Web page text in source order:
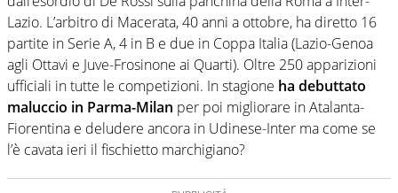
Lazio. L’arbitro di Macerata, 40 anni a ottobre, ha diretto 16
partite in Serie A, 4 in B e due in Coppa Italia (Lazio-Genoa
agli Ottavi e Juve-Frosinone ai Quarti). Oltre 250 apparizioni
ufficiali in tutte le competizioni. In stagione ha debuttato
maluccio in Parma-Milan per poi migliorare in Atalanta-
Fiorentina e deludere ancora in Udinese-Inter ma come se
l’è cavata ieri il fischietto marchigiano?